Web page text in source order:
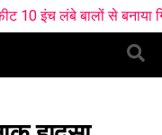
गिनीज वर्ल्ड रिकॉर्ड